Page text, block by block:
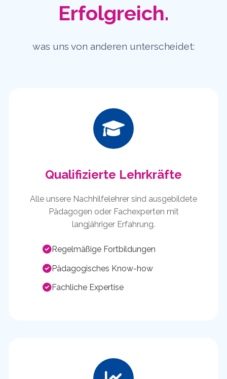
Erfolgreich.
was uns von anderen unterscheidet:
Qualifizierte Lehrkräfte
Alle unsere Nachhilfelehrer sind ausgebildete
Pädagogen oder Fachexperten mit
langjähriger Erfahrung.
Regelmäßige Fortbildungen
Pädagogisches Know-how
Fachliche Expertise